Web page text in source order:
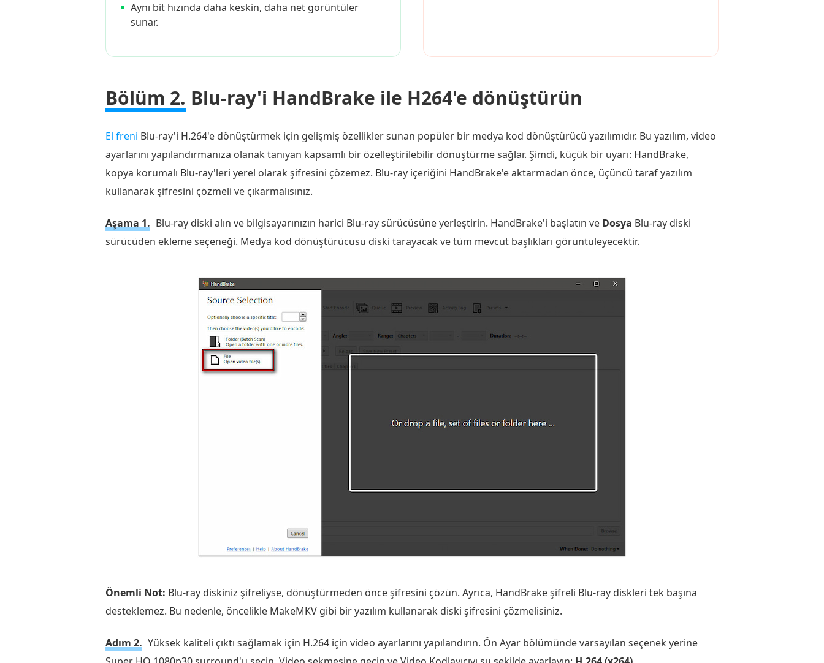
Aynı bit hızında daha keskin, daha net görüntüler
sunar.
Bölüm 2. Blu-ray'i HandBrake ile H264'e dönüştürün
El freni Blu-ray'i H.264'e dönüştürmek için gelişmiş özellikler sunan popüler bir medya kod dönüştürücü yazılımıdır. Bu yazılım, video
ayarlarını yapılandırmanıza olanak tanıyan kapsamlı bir özelleştirilebilir dönüştürme sağlar. Şimdi, küçük bir uyarı: HandBrake,
kopya korumalı Blu-ray'leri yerel olarak şifresini çözemez. Blu-ray içeriğini HandBrake'e aktarmadan önce, üçüncü taraf yazılım
kullanarak şifresini çözmeli ve çıkarmalısınız.
Aşama 1. Blu-ray diski alın ve bilgisayarınızın harici Blu-ray sürücüsüne yerleştirin. HandBrake'i başlatın ve Dosya Blu-ray diski
sürücüden ekleme seçeneği. Medya kod dönüştürücüsü diski tarayacak ve tüm mevcut başlıkları görüntüleyecektir.
Önemli Not: Blu-ray diskiniz şifreliyse, dönüştürmeden önce şifresini çözün. Ayrıca, HandBrake şifreli Blu-ray diskleri tek başına
desteklemez. Bu nedenle, öncelikle MakeMKV gibi bir yazılım kullanarak diski şifresini çözmelisiniz.
Adım 2. Yüksek kaliteli çıktı sağlamak için H.264 için video ayarlarını yapılandırın. Ön Ayar bölümünde varsayılan seçenek yerine